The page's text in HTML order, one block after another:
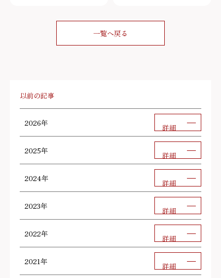
一覧へ戻る
以前の記事
2026年 詳細
2025年 詳細
2024年 詳細
2023年 詳細
2022年 詳細
2021年 詳細